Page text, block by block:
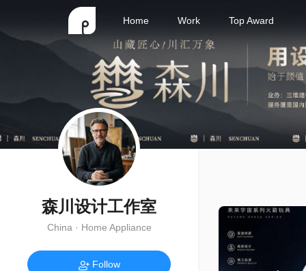
Home Work Top Award
森川设计工作室
China · Home Appliance
Follow